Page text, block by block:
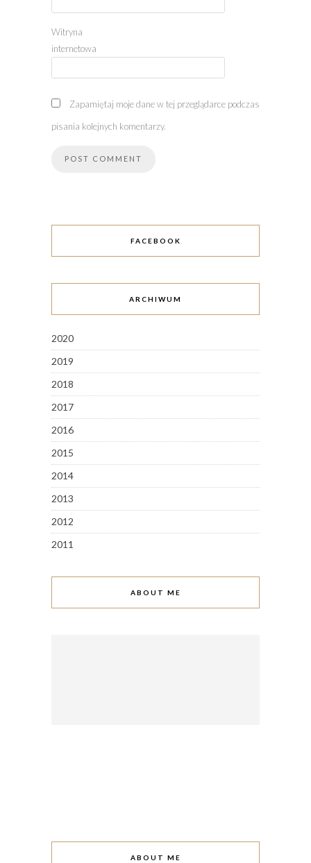
Witryna
internetowa
Zapamiętaj moje dane w tej przeglądarce podczas
pisania kolejnych komentarzy.
FACEBOOK
ARCHIWUM
2020
2019
2018
2017
2016
2015
2014
2013
2012
2011
ABOUT ME
ABOUT ME